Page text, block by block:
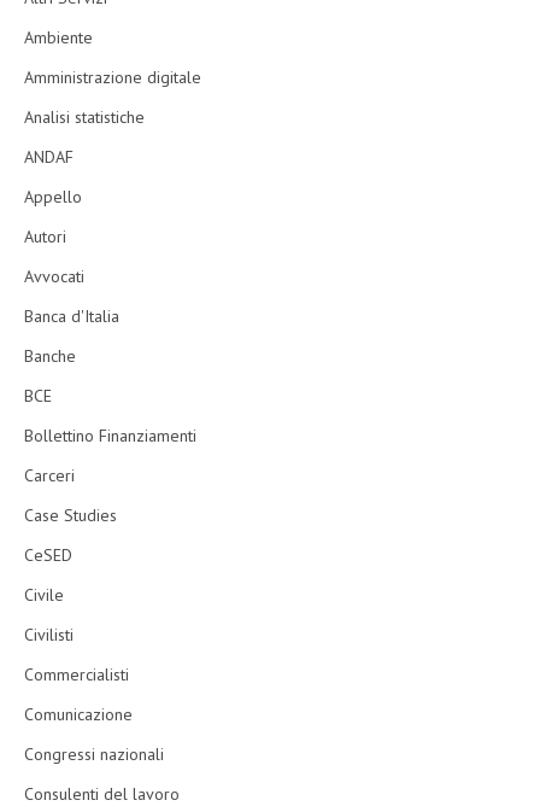
Ambiente
Amministrazione digitale
Analisi statistiche
ANDAF
Appello
Autori
Avvocati
Banca d'Italia
Banche
BCE
Bollettino Finanziamenti
Carceri
Case Studies
CeSED
Civile
Civilisti
Commercialisti
Comunicazione
Congressi nazionali
Consulenti del lavoro